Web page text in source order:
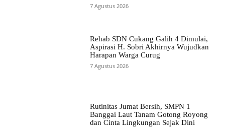
7 Agustus 2026
Rehab SDN Cukang Galih 4 Dimulai,
Aspirasi H. Sobri Akhirnya Wujudkan
Harapan Warga Curug
7 Agustus 2026
Rutinitas Jumat Bersih, SMPN 1
Banggai Laut Tanam Gotong Royong
dan Cinta Lingkungan Sejak Dini